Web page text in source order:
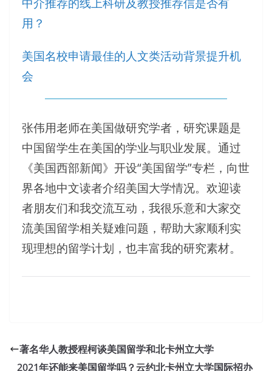
用？
美国名校申请最佳的人文类活动背景提升机
会
张伟用老师在美国做研究学者，研究课题是
中国留学生在美国的学业与职业发展。通过
《美国西部新闻》开设“美国留学”专栏，向世
界各地中文读者介绍美国大学情况。欢迎读
者朋友们和我交流互动，我很乐意和大家交
流美国留学相关疑难问题，帮助大家顺利实
现理想的留学计划，也丰富我的研究素材。
著名华人教授程柯谈美国留学和北卡州立大学
2021年还能来美国留学吗？云约北卡州立大学国际招办